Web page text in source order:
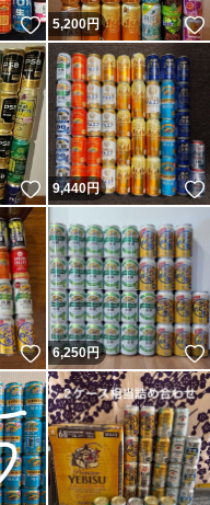
いいね！
5,200円
いいね！
9,440円
いいね！
6,250円